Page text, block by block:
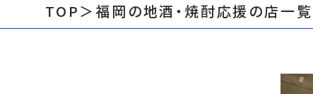
TOP＞福岡の地酒・焼酎応援の店一覧